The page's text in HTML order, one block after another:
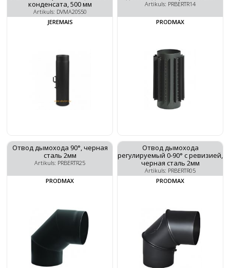
конденсата, 500 мм
Artikuls: DVMA20S50
JEREMAIS
Artikuls: PRBERTR14
PRODMAX
Отвод дымохода 90°, черная
сталь 2мм
Artikuls: PRBERTR25
PRODMAX
Отвод дымохода
регулируемый 0-90° с ревизией,
черная сталь 2мм
Artikuls: PRBERTR05
PRODMAX